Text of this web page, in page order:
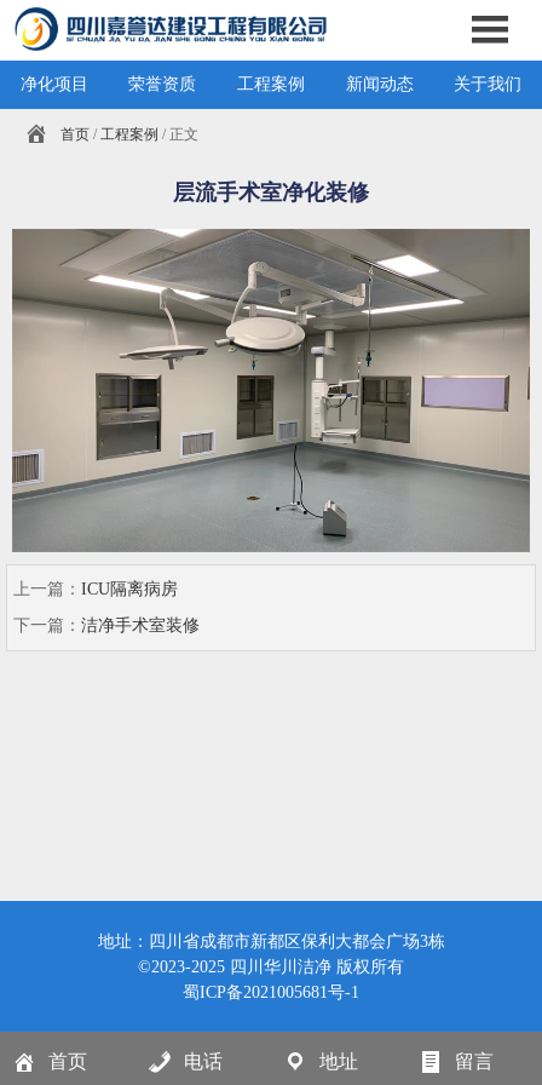
净化项目 荣誉资质 工程案例 新闻动态 关于我们
首页 /工程案例 / 正文
层流手术室净化装修
上一篇： ICU隔离病房
下一篇： 洁净手术室装修
地址：四川省成都市新都区保利大都会广场3栋
©2023-2025 四川华川洁净 版权所有
蜀ICP备2021005681号-1
首页 电话 地址 留言